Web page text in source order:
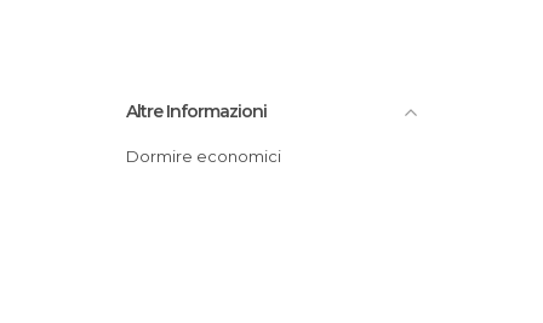
Altre Informazioni
Dormire economici